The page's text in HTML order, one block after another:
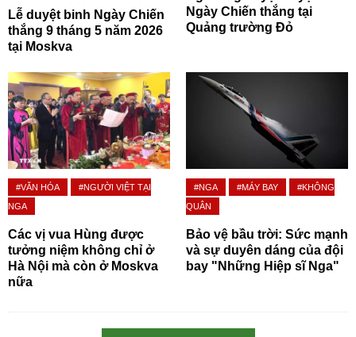
Lễ duyệt binh Ngày Chiến
thắng 9 tháng 5 năm 2026
tại Moskva
Ngày Chiến thắng tại
Quảng trường Đỏ
#VĂN HÓA
#NGƯỜI VIỆT TẠI
NGA
Các vị vua Hùng được
tưởng niệm không chỉ ở
Hà Nội mà còn ở Moskva
nữa
#NGA #MÁY BAY
#KHÔNG
QUÂN
Bảo vệ bầu trời: Sức mạnh
và sự duyên dáng của đội
bay "Những Hiệp sĩ Nga"